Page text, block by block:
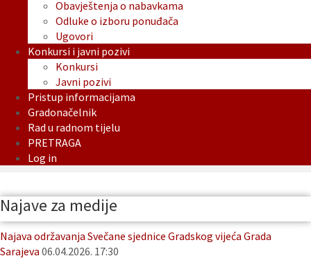
Obavještenja o nabavkama
Odluke o izboru ponuđača
Ugovori
Konkursi i javni pozivi
Konkursi
Javni pozivi
Pristup informacijama
Gradonačelnik
Rad u radnom tijelu
PRETRAGA
Log in
Najave za medije
Najava održavanja Svečane sjednice Gradskog vijeća Grada
Sarajeva 06.04.2026. 17:30